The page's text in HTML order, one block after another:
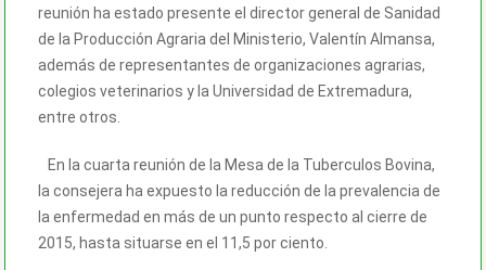
reunión ha estado presente el director general de Sanidad
de la Producción Agraria del Ministerio, Valentín Almansa,
además de representantes de organizaciones agrarias,
colegios veterinarios y la Universidad de Extremadura,
entre otros.
En la cuarta reunión de la Mesa de la Tuberculos Bovina,
la consejera ha expuesto la reducción de la prevalencia de
la enfermedad en más de un punto respecto al cierre de
2015, hasta situarse en el 11,5 por ciento.